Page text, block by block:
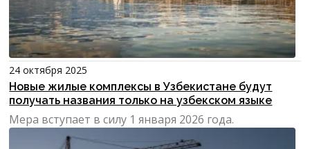
24 октября 2025
Новые жилые комплексы в Узбекистане будут
получать названия только на узбекском языке
Мера вступает в силу 1 января 2026 года.